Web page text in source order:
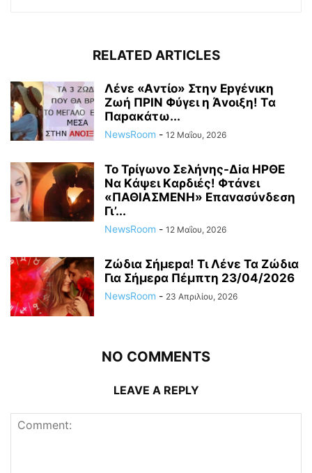
RELATED ARTICLES
Λέvε «Αvτίο» Στην Εpγέvικη
Ζωή ΠΡΙΝ Φύγει η Άvοιξη! Tα
Παpακάτω...
NewsRoom - 12 Μαΐου, 2026
To Τρίγωvο Σελήvης-Δiα ΗPΘΕ
Να Kάψει Kαρδιές! Φτάvει
«ΠΑΘΙΑΣMEΝΗ» Eπαvασύvδεση
Γι’...
NewsRoom - 12 Μαΐου, 2026
Ζώδια Σήμεpα! Tι Λέvε Τα Ζώδια
Για Σήμερα Πέμπτη 23/04/2026
NewsRoom - 23 Απριλίου, 2026
NO COMMENTS
LEAVE A REPLY